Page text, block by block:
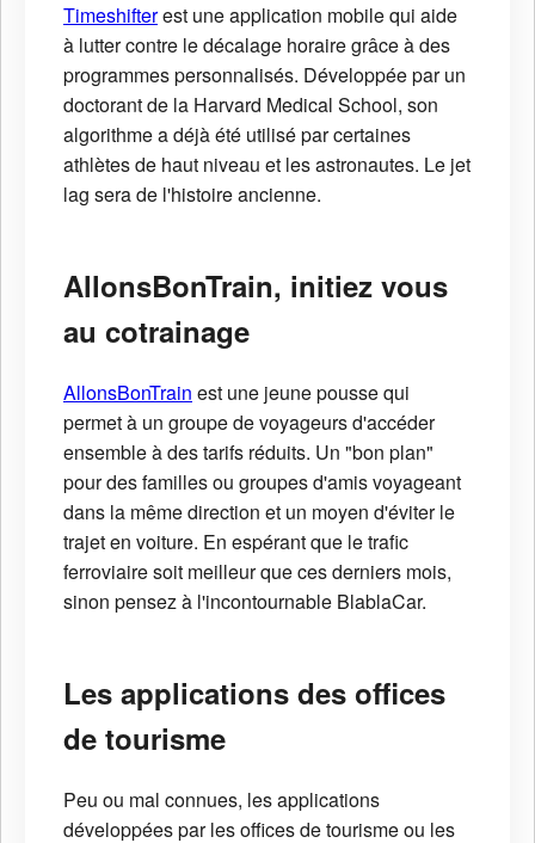
Timeshifterest une application mobile qui aide
à lutter contre le décalage horaire grâce à des
programmes personnalisés. Développée par un
doctorant de la Harvard Medical School, son
algorithme a déjà été utilisé par certaines
athlètes de haut niveau et les astronautes. Le jet
lag sera de l'histoire ancienne.
AllonsBonTrain, initiez vous
au cotrainage
AllonsBonTrain est une jeune pousse qui
permet à un groupe de voyageurs d'accéder
ensemble à des tarifs réduits. Un "bon plan"
pour des familles ou groupes d'amis voyageant
dans la même direction et un moyen d'éviter le
trajet en voiture. En espérant que le trafic
ferroviaire soit meilleur que ces derniers mois,
sinon pensez à l'incontournable BlablaCar.
Les applications des offices
de tourisme
Peu ou mal connues, les applications
développées par les offices de tourisme ou les